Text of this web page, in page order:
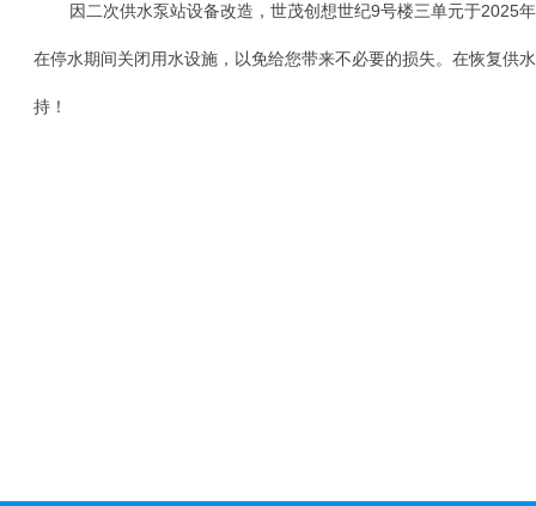
因二次供水泵站设备改造，世茂创想世纪9号楼三单元于2025
在停水期间关闭用水设施，以免给您带来不必要的损失。在恢复供
持！